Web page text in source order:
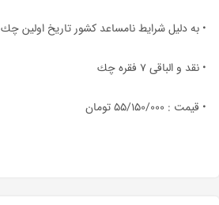
• به دليل شرايط نامساعد كشور تاريخ اولين چك ١٣٩٩/٠٢/٢٠
• نقد و الباقى ٧ فقره چك
• قيمت : ٥٥/١٥٠/٠٠٠ تومان